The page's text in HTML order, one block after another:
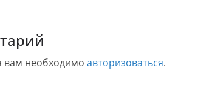
вам необходимо авторизоваться.